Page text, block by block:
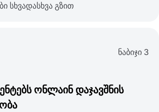
სხვადასხვა გზით
ნაბიჯი 3
ონლაინ დაჯავშნის